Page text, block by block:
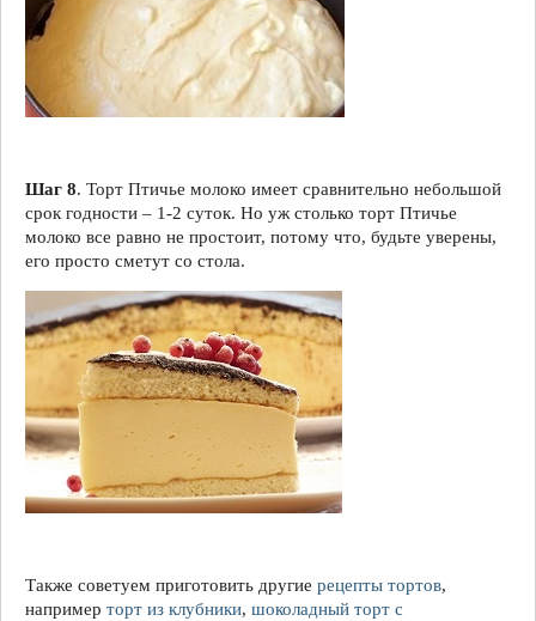
Шаг 8. Торт Птичье молоко имеет сравнительно небольшой
срок годности – 1-2 суток. Но уж столько торт Птичье
молоко все равно не простоит, потому что, будьте уверены,
его просто сметут со стола.
Также советуем приготовить другие рецепты тортов,
например торт из клубники, шоколадный торт с